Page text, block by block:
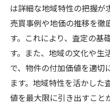
専門知識を持つ
顧客レビューか
契約前に確認す
城東区での査定の精
バイステップガイド
初めに行うべき
は詳細な地域特性の把握が
売買事例や地価の推移を徹
す。これにより、査定の基
す。また、地域の文化や生
で、物件の付加価値を適切
ます。地域特性を活かした
値を最大限に引き出すこと